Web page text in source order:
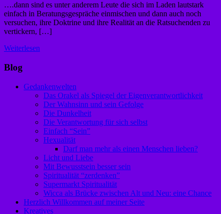
….dann sind es unter anderem Leute die sich im Laden lautstark
einfach in Beratungsgespräche einmischen und dann auch noch
versuchen, ihre Doktrine und ihre Realität an die Ratsuchenden zu
vertickern, […]
Weiterlesen
Blog
Gedankenwelten
Das Orakel als Spiegel der Eigenverantwortlichkeit
Der Wahnsinn und sein Gefolge
Die Dunkelheit
Die Verantwortung für sich selbst
Einfach “Sein”
Hexualität
Darf man mehr als einen Menschen lieben?
Licht und Liebe
Mit Bewusstsein besser sein
Spiritualität “zerdenken”
Supermarkt Spiritualität
Wicca als Brücke zwischen Alt und Neu: eine Chance
Herzlich Willkommen auf meiner Seite
Kreatives